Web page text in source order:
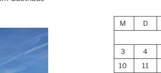
M
D
3
4
10
11